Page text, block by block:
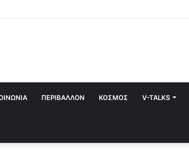
Χαλάνδρι- Ολες οι εκδηλώσεις του Δήμου
ΠΕΡΙΒΑΛΛΟΝ ΚΟΣΜΟΣ V-TALKS